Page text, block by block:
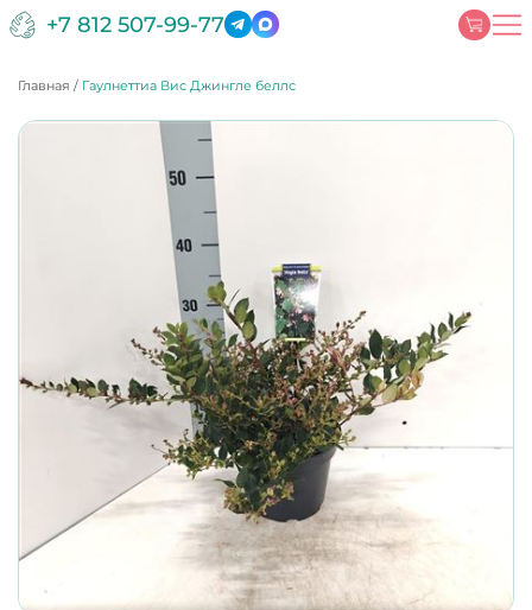
+7 812 507-99-77
Главная / Гаулнеттиа Вис Джингле беллс